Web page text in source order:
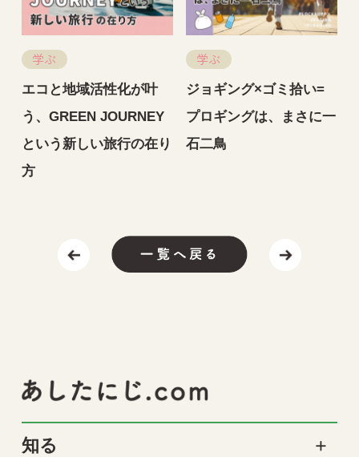
学ぶ
エコと地域活性化が叶
う、GREEN JOURNEY
という新しい旅行の在り
方
学ぶ
ジョギング×ゴミ拾い=
プロギングは、まさに一
石二鳥
知る